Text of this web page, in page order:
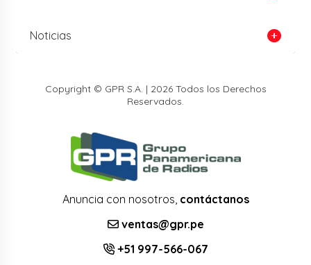
Noticias
Copyright © GPR S.A. | 2026 Todos los Derechos
Reservados.
Anuncia con nosotros, contáctanos
ventas@gpr.pe
+51 997-566-067